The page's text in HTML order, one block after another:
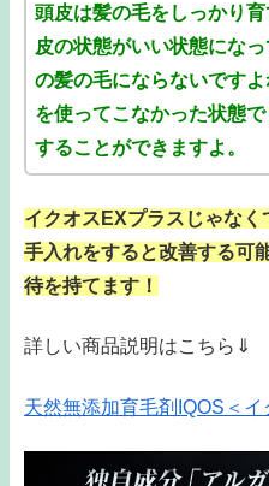
頭皮は髪の毛をしっかり
皮の状態がいい状態にな
の髪の毛にならないです
を使ってこなかった状態
することができますよ。
イクオスEXプラスじゃな
手入れをすると改善する可
待を持てます！
詳しい商品説明はこちら⇓
天然無添加育毛剤IQOS＜イ